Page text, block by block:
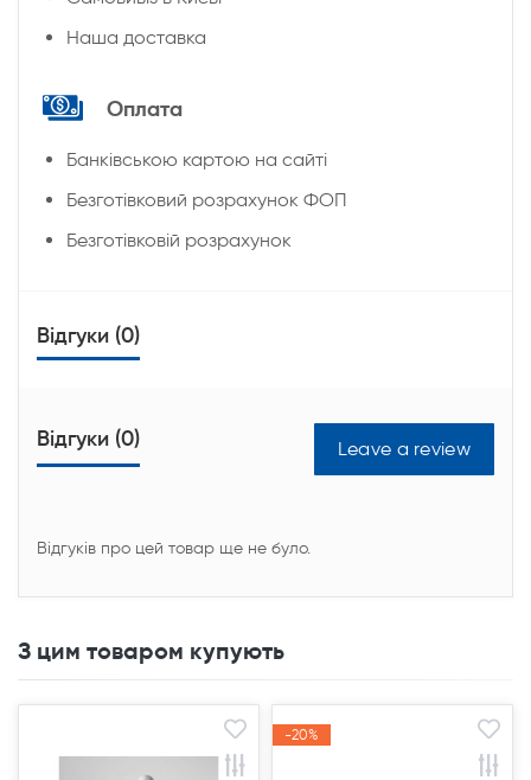
Наша доставка
Оплата
Банківською картою на сайті
Безготівковий розрахунок ФОП
Безготівковій розрахунок
Відгуки (0)
Відгуки (0) Leave a review
Відгуків про цей товар ще не було.
З цим товаром купують
-20%
-20%